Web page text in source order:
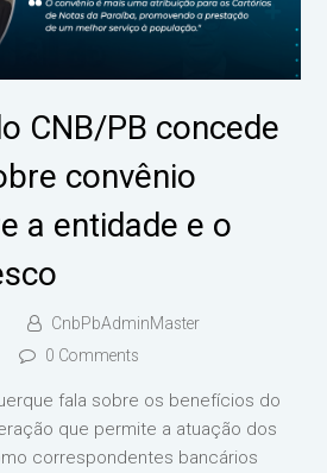
CNB/PB concede
convênio
a entidade e o
CnbPbAdminMaster
0 Comments
fala sobre os benefícios do
que permite a atuação dos
correspondentes bancários